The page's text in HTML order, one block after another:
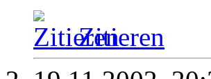
Zitieren